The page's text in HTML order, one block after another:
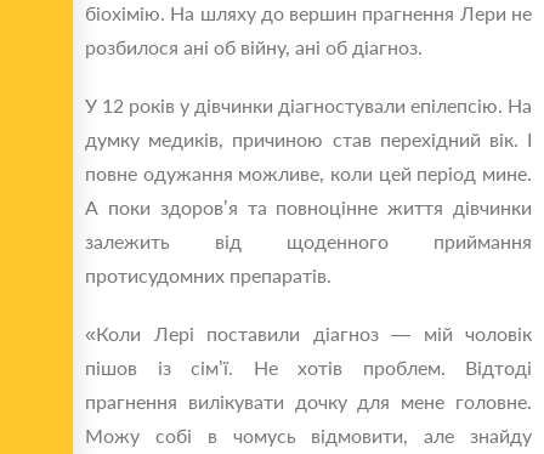
біохімію. На шляху до вершин прагнення Лери не
розбилося ані об війну, ані об діагноз.
У 12 років у дівчинки діагностували епілепсію. На
думку медиків, причиною став перехідний вік. І
повне одужання можливе, коли цей період мине.
А поки здоров’я та повноцінне життя дівчинки
залежить від щоденного приймання
протисудомних препаратів.
«Коли Лері поставили діагноз — мій чоловік
пішов із сім’ї. Не хотів проблем. Відтоді
прагнення вилікувати дочку для мене головне.
Можу собі в чомусь відмовити, але знайду